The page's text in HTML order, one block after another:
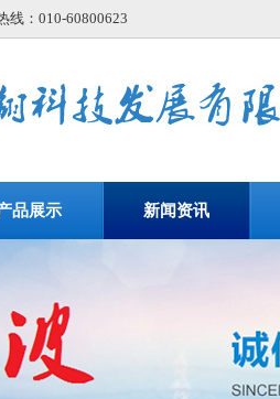
线：010-60800623
品展示 新闻资讯